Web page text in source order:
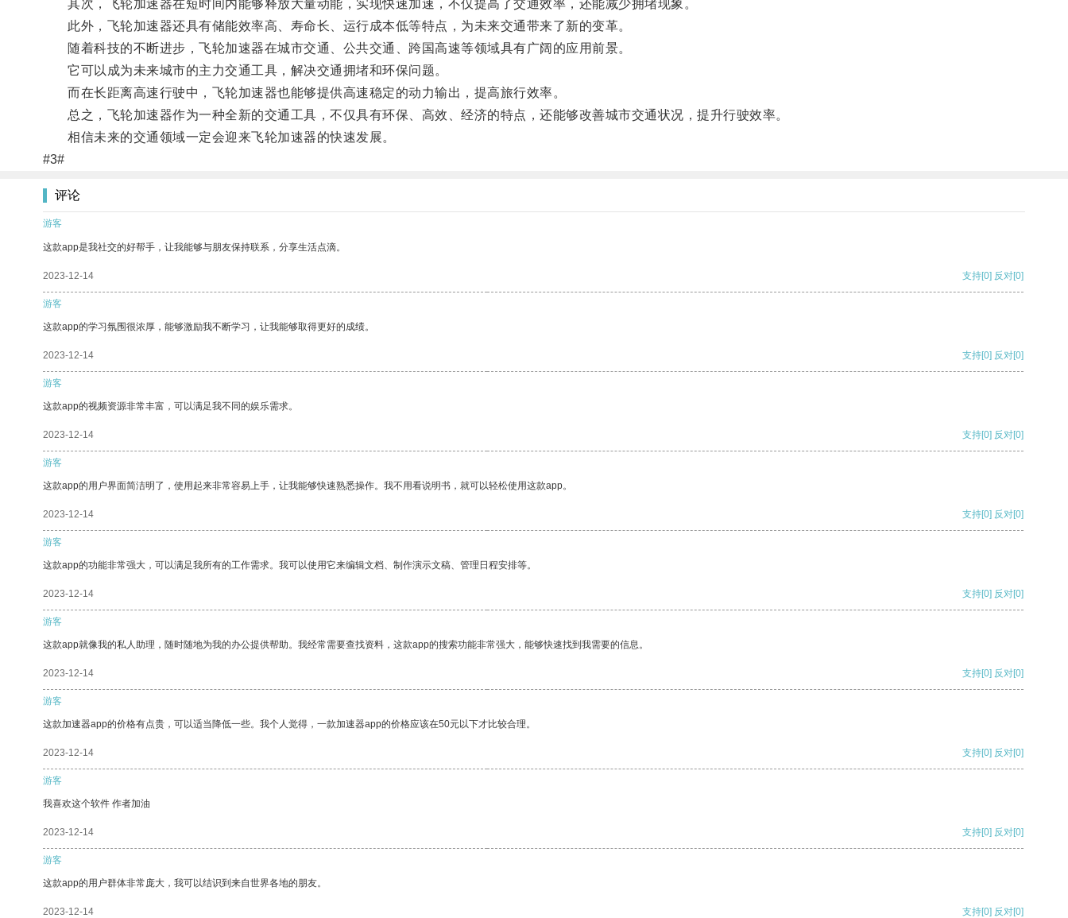
其次，飞轮加速器在短时间内能够释放大量动能，实现快速加速，不仅提高了交通效率，还能减少拥堵现象。
此外，飞轮加速器还具有储能效率高、寿命长、运行成本低等特点，为未来交通带来了新的变革。
随着科技的不断进步，飞轮加速器在城市交通、公共交通、跨国高速等领域具有广阔的应用前景。
它可以成为未来城市的主力交通工具，解决交通拥堵和环保问题。
而在长距离高速行驶中，飞轮加速器也能够提供高速稳定的动力输出，提高旅行效率。
总之，飞轮加速器作为一种全新的交通工具，不仅具有环保、高效、经济的特点，还能够改善城市交通状况，提升行驶效率。
相信未来的交通领域一定会迎来飞轮加速器的快速发展。
#3#
评论
游客
这款app是我社交的好帮手，让我能够与朋友保持联系，分享生活点滴。
2023-12-14 支持[0] 反对[0]
游客
这款app的学习氛围很浓厚，能够激励我不断学习，让我能够取得更好的成绩。
2023-12-14 支持[0] 反对[0]
游客
这款app的视频资源非常丰富，可以满足我不同的娱乐需求。
2023-12-14 支持[0] 反对[0]
游客
这款app的用户界面简洁明了，使用起来非常容易上手，让我能够快速熟悉操作。我不用看说明书，就可以轻松使用这款app。
2023-12-14 支持[0] 反对[0]
游客
这款app的功能非常强大，可以满足我所有的工作需求。我可以使用它来编辑文档、制作演示文稿、管理日程安排等。
2023-12-14 支持[0] 反对[0]
游客
这款app就像我的私人助理，随时随地为我的办公提供帮助。我经常需要查找资料，这款app的搜索功能非常强大，能够快速找到我需要的信息。
2023-12-14 支持[0] 反对[0]
游客
这款加速器app的价格有点贵，可以适当降低一些。我个人觉得，一款加速器app的价格应该在50元以下才比较合理。
2023-12-14 支持[0] 反对[0]
游客
我喜欢这个软件 作者加油
2023-12-14 支持[0] 反对[0]
游客
这款app的用户群体非常庞大，我可以结识到来自世界各地的朋友。
2023-12-14 支持[0] 反对[0]